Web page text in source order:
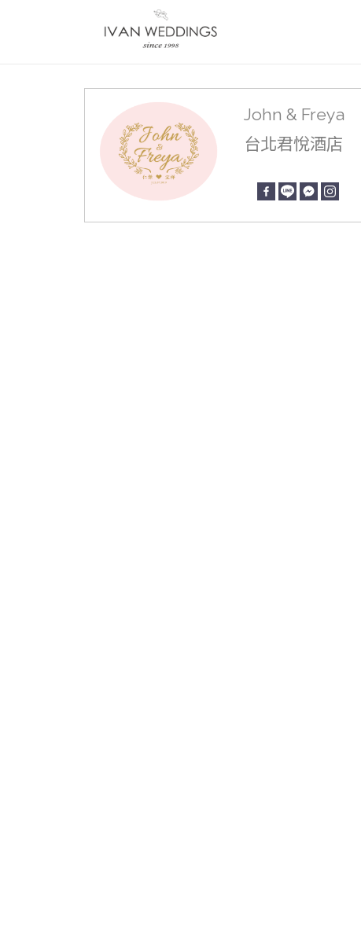
John & Freya
台北君悅酒店